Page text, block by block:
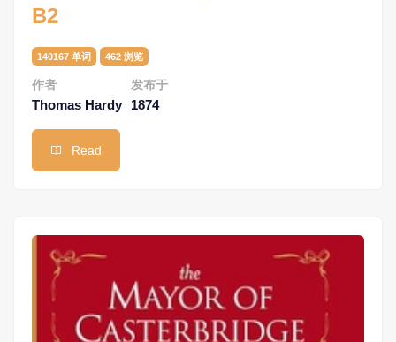
B2
140167 单词 462 浏览
作者
Thomas Hardy
发布于
1874
Read